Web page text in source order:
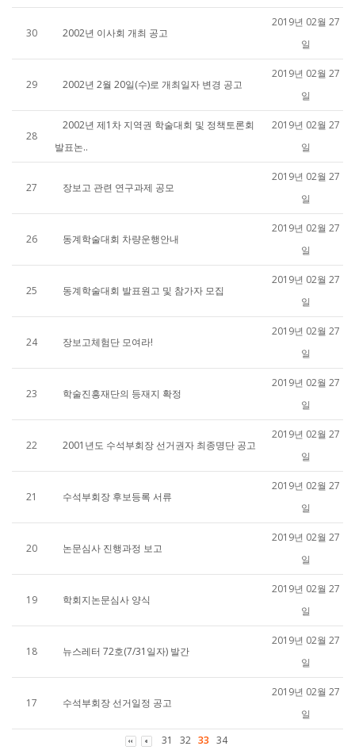
30 2002년 이사회 개최 공고
2019년 02월 27
일
29 2002년 2월 20일(수)로 개최일자 변경 공고
2019년 02월 27
일
28
2002년 제1차 지역권 학술대회 및 정책토론회
발표논..
2019년 02월 27
일
27 장보고 관련 연구과제 공모
2019년 02월 27
일
26 동계학술대회 차량운행안내
2019년 02월 27
일
25 동계학술대회 발표원고 및 참가자 모집
2019년 02월 27
일
24 장보고체험단 모여라!
2019년 02월 27
일
23 학술진흥재단의 등재지 확정
2019년 02월 27
일
22 2001년도 수석부회장 선거권자 최종명단 공고
2019년 02월 27
일
21 수석부회장 후보등록 서류
2019년 02월 27
일
20 논문심사 진행과정 보고
2019년 02월 27
일
19 학회지논문심사 양식
2019년 02월 27
일
18 뉴스레터 72호(7/31일자) 발간
2019년 02월 27
일
17 수석부회장 선거일정 공고
2019년 02월 27
일
31
32 33 34